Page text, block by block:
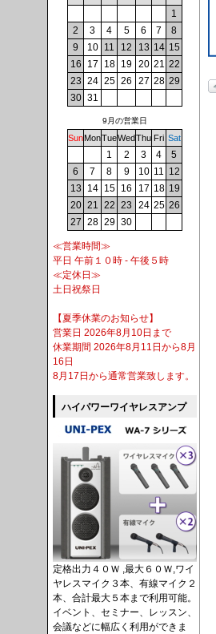
1
2
3 4 5 6 7
8
9
10 11 12 13 14 15
16
17 18 19 20 21 22
23 24 25 26 27 28 29
30 31
9月の営業日
SunMonTueWedThu Fri Sat
1 2 3 4
5
6
7 8 9 10 11 12
13
14 15 16 17 18 19
20 21 22 23 24 25 26
27 28 29 30
≪営業時間≫
平日 午前１０時 - 午後５時
≪定休日≫
土日祝祭日
【夏季休業のお知らせ】
営業日 2026年8月10日まで
休業期間 2026年8月11日から8月
16日
8月17日から通常営業致します。
ハイパワーワイヤレスアンプ
定格出力４０Ｗ ,最大６０Ｗ,ワイ
ヤレスマイク３本、有線マイク２
本、合計最大５本まで利用可能。
イベント、セミナー、レッスン、
会議などに幅広く利用ができま